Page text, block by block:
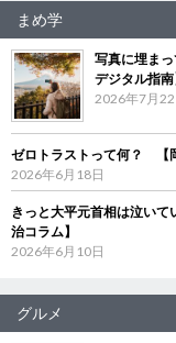
まめ学
写真に埋ま
デジタル指南
2026年7月22
ゼロトラストって何？ 【
2026年6月18日
きっと大平元首相は泣い
治コラム】
2026年6月10日
グルメ